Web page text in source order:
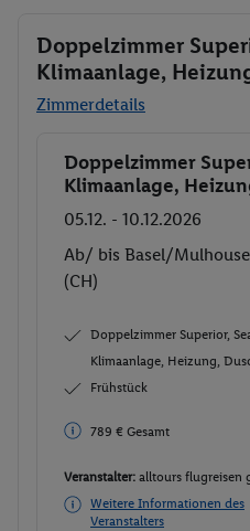
Doppelzimmer
Klimaanlage,
Zimmerdetails
Buchen
Doppelzimmer
Klimaanlage,
05.12. - 10.12.2026
Ab/ bis Basel/Mulhouse
(CH)
Doppelzimmer Superior,
Klimaanlage, Heizung,
Frühstück
789 € Gesamt
Veranstalter: alltours flugreisen
Weitere Informationen des
Veranstalters